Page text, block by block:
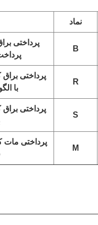
نماد
B
پرداختی
R
پرداختی
با
S
پرداختی
M
پرداختی مات